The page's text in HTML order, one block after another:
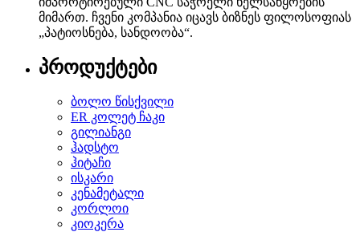
მიმართ. ჩვენი კომპანია იცავს ბიზნეს ფილოსოფიას
„პატიოსნება, სანდოობა“.
პროდუქტები
ბოლო წისქვილი
ER კოლეტ ჩაკი
გილიანგი
ჰადსტო
ჰიტაჩი
ისკარი
კენამეტალი
კორლოი
კიოკერა